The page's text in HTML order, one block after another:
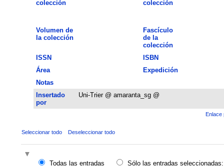
colección
colección
Volumen de
la colección
Fascículo
de la
colección
ISSN
ISBN
Área
Expedición
Notas
Insertado
por
Uni-Trier @ amaranta_sg @
Enlace
Seleccionar todo Deseleccionar todo
Todas las entradas
Sólo las entradas seleccionadas: